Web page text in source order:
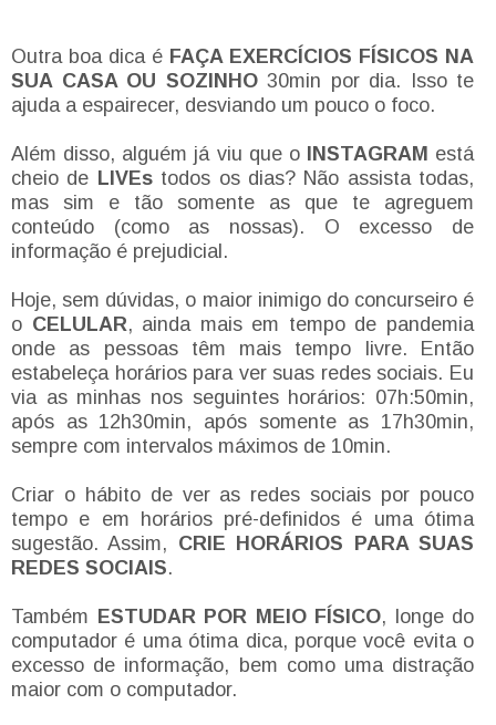
Outra boa dica é FAÇA EXERCÍCIOS FÍSICOS NA
SUA CASA OU SOZINHO 30min por dia. Isso te
ajuda a espairecer, desviando um pouco o foco.
Além disso, alguém já viu que o INSTAGRAM está
cheio de LIVEstodos os dias? Não assista todas,
mas sim e tão somente as que te agreguem
conteúdo (como as nossas). O excesso de
informação é prejudicial.
Hoje, sem dúvidas, o maior inimigo do concurseiro é
o CELULAR, ainda mais em tempo de pandemia
onde as pessoas têm mais tempo livre. Então
estabeleça horários para ver suas redes sociais. Eu
via as minhas nos seguintes horários: 07h:50min,
após as 12h30min, após somente as 17h30min,
sempre com intervalos máximos de 10min.
Criar o hábito de ver as redes sociais por pouco
tempo e em horários pré-definidos é uma ótima
sugestão. Assim, CRIE HORÁRIOS PARA SUAS
REDES SOCIAIS.
Também ESTUDAR POR MEIO FÍSICO, longe do
computador é uma ótima dica, porque você evita o
excesso de informação, bem como uma distração
maior com o computador.